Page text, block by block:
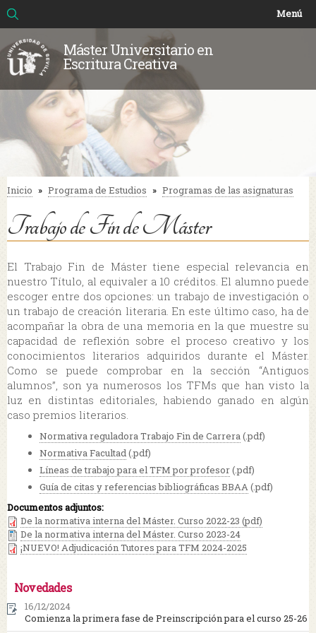
Menú
principal
Máster Universitario en
Escritura Creativa
Formulario de búsqueda
Buscar
Se encuentra usted aquí
Inicio » Programa de Estudios » Programas de las asignaturas
Trabajo de Fin de Máster
El Trabajo Fin de Máster tiene especial relevancia en
nuestro Título, al equivaler a 10 créditos. El alumno puede
escoger entre dos opciones: un trabajo de investigación o
un trabajo de creación literaria. En este último caso, ha de
acompañar la obra de una memoria en la que muestre su
capacidad de reflexión sobre el proceso creativo y los
conocimientos literarios adquiridos durante el Máster.
Como se puede comprobar en la sección “Antiguos
alumnos”, son ya numerosos los TFMs que han visto la
luz en distintas editoriales, habiendo ganado en algún
caso premios literarios.
Normativa reguladora Trabajo Fin de Carrera (.pdf)
Normativa Facultad (.pdf)
Líneas de trabajo para el TFM por profesor(.pdf)
Guía de citas y referencias bibliográficas BBAA (.pdf)
Documentos adjuntos:
De la normativa interna del Máster. Curso 2022-23 (pdf)
De la normativa interna del Máster. Curso 2023-24
¡NUEVO! Adjudicación Tutores para TFM 2024-2025
Novedades
16/12/2024
Comienza la primera fase de Preinscripción para el curso 25-26